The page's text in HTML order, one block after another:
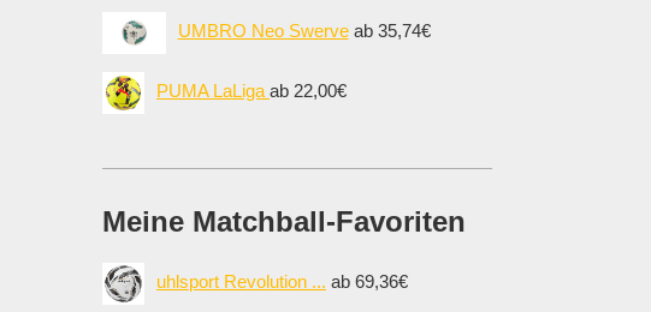
UMBRO Neo Swerveab 35,74€
PUMA LaLigaab 22,00€
Meine Matchball-Favoriten
uhlsport Revolution ... ab 69,36€